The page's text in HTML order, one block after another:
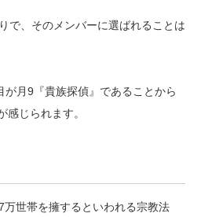
で、そのメンバーに選ばれることは
が月9『貴族探偵』であることから
感じられます。
世帯を擁するといわれる宗教法